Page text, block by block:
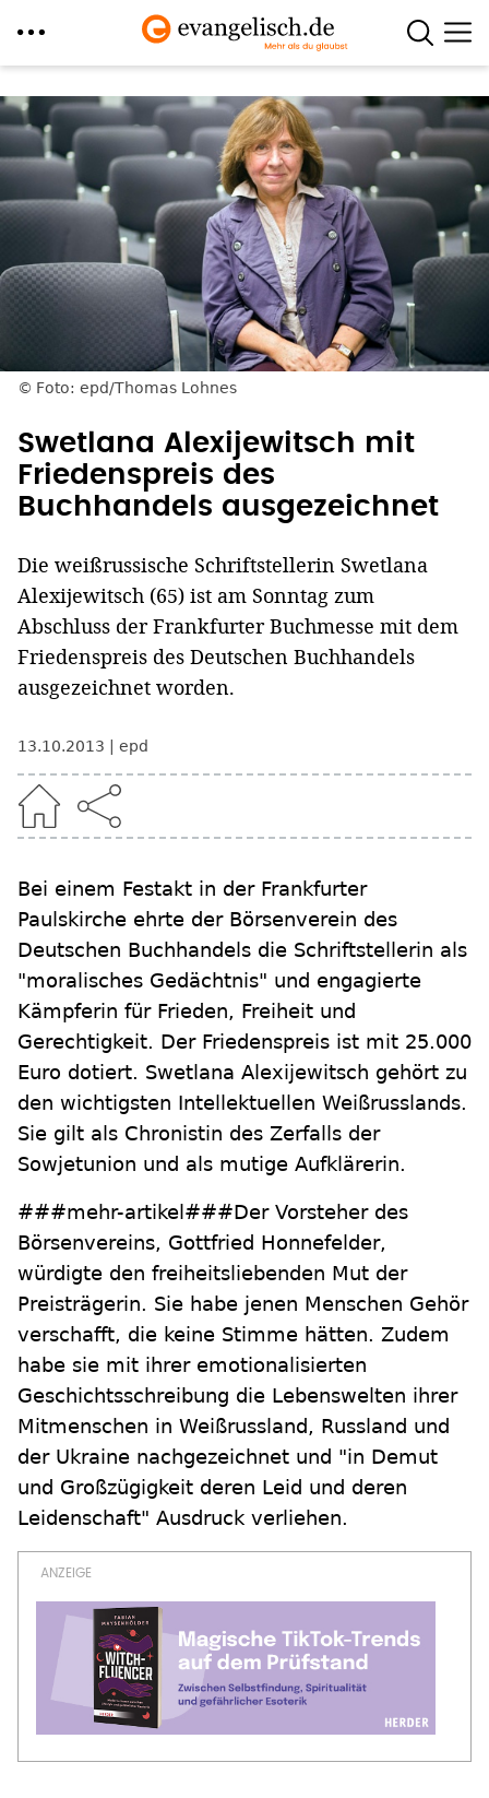
zum
Inhalt
Foto: epd/Thomas Lohnes
Swetlana Alexijewitsch mit
Friedenspreis des
Buchhandels ausgezeichnet
Die weißrussische Schriftstellerin Swetlana
Alexijewitsch (65) ist am Sonntag zum
Abschluss der Frankfurter Buchmesse mit dem
Friedenspreis des Deutschen Buchhandels
ausgezeichnet worden.
13.10.2013 epd
Bei einem Festakt in der Frankfurter
Paulskirche ehrte der Börsenverein des
Deutschen Buchhandels die Schriftstellerin als
"moralisches Gedächtnis" und engagierte
Kämpferin für Frieden, Freiheit und
Gerechtigkeit. Der Friedenspreis ist mit 25.000
Euro dotiert. Swetlana Alexijewitsch gehört zu
den wichtigsten Intellektuellen Weißrusslands.
Sie gilt als Chronistin des Zerfalls der
Sowjetunion und als mutige Aufklärerin.
###mehr-artikel###Der Vorsteher des
Börsenvereins, Gottfried Honnefelder,
würdigte den freiheitsliebenden Mut der
Preisträgerin. Sie habe jenen Menschen Gehör
verschafft, die keine Stimme hätten. Zudem
habe sie mit ihrer emotionalisierten
Geschichtsschreibung die Lebenswelten ihrer
Mitmenschen in Weißrussland, Russland und
der Ukraine nachgezeichnet und "in Demut
und Großzügigkeit deren Leid und deren
Leidenschaft" Ausdruck verliehen.